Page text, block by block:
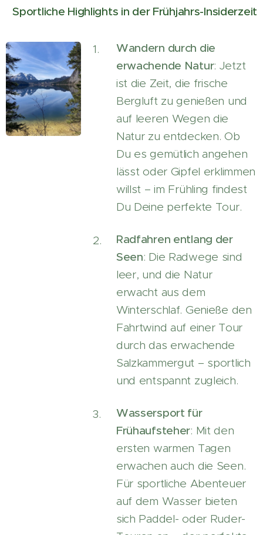
Sportliche Highlights in der Frühjahrs-Insiderzeit
Wandern durch die
erwachende Natur: Jetzt
ist die Zeit, die frische
Bergluft zu genießen und
auf leeren Wegen die
Natur zu entdecken. Ob
Du es gemütlich angehen
lässt oder Gipfel erklimmen
willst – im Frühling findest
Du Deine perfekte Tour.
Radfahren entlang der
Seen: Die Radwege sind
leer, und die Natur
erwacht aus dem
Winterschlaf. Genieße den
Fahrtwind auf einer Tour
durch das erwachende
Salzkammergut – sportlich
und entspannt zugleich.
Wassersport für
Frühaufsteher: Mit den
ersten warmen Tagen
erwachen auch die Seen.
Für sportliche Abenteuer
auf dem Wasser bieten
sich Paddel- oder Ruder-